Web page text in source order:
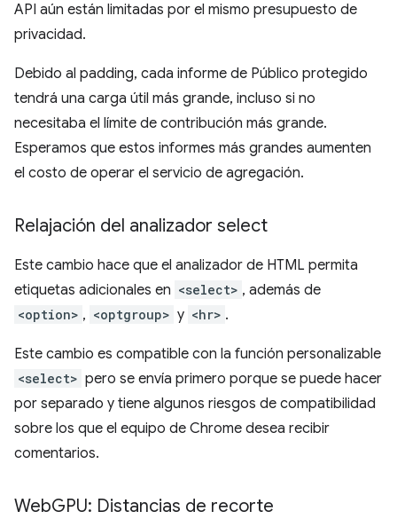
API aún están limitadas por el mismo presupuesto de
privacidad.
Debido al padding, cada informe de Público protegido
tendrá una carga útil más grande, incluso si no
necesitaba el límite de contribución más grande.
Esperamos que estos informes más grandes aumenten
el costo de operar el servicio de agregación.
Relajación del analizador select
Este cambio hace que el analizador de HTML permita
etiquetas adicionales en <select> , además de
<option> , <optgroup> y <hr> .
Este cambio es compatible con la función personalizable
<select> pero se envía primero porque se puede hacer
por separado y tiene algunos riesgos de compatibilidad
sobre los que el equipo de Chrome desea recibir
comentarios.
WebGPU: Distancias de recorte